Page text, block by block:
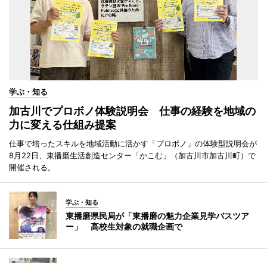
学ぶ・知る
加古川でプロボノ体験説明会 仕事の経験を地域の
力に変える仕組み提案
仕事で培ったスキルを地域活動に活かす「プロボノ」の体験型説明会が
8月22日、東播磨生活創造センター「かこむ」（加古川市加古川町）で
開催される。
学ぶ・知る
東播磨県民局が「東播磨の魅力企業見学バスツア
ー」 高校生対象の就職企画で